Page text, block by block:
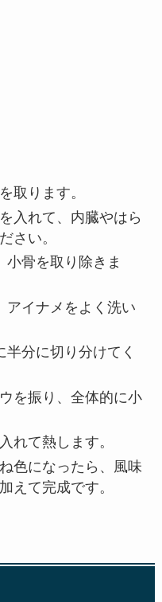
取ります。
入れて、内臓やはら
さい。
小骨を取り除きま
アイナメをよく洗い
分に切り分けてく
を振り、全体的に小
れて熱します。
色になったら、風味
えて完成です。